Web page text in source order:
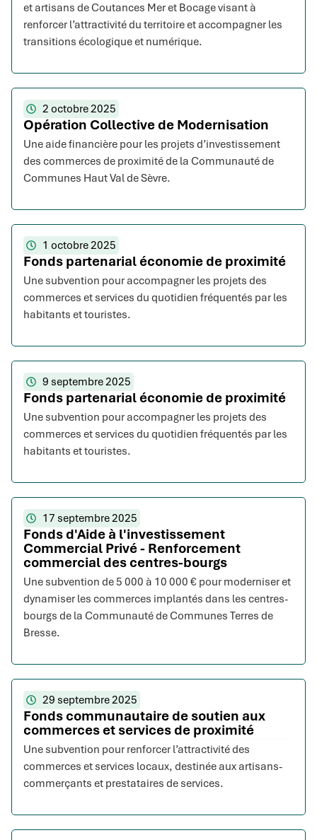
et artisans de Coutances Mer et Bocage visant à
renforcer l’attractivité du territoire et accompagner les
transitions écologique et numérique.
2 octobre 2025
Opération Collective de Modernisation
Une aide financière pour les projets d’investissement
des commerces de proximité de la Communauté de
Communes Haut Val de Sèvre.
1 octobre 2025
Fonds partenarial économie de proximité
Une subvention pour accompagner les projets des
commerces et services du quotidien fréquentés par les
habitants et touristes.
9 septembre 2025
Fonds partenarial économie de proximité
Une subvention pour accompagner les projets des
commerces et services du quotidien fréquentés par les
habitants et touristes.
17 septembre 2025
Fonds d'Aide à l'investissement
Commercial Privé - Renforcement
commercial des centres-bourgs
Une subvention de 5 000 à 10 000 € pour moderniser et
dynamiser les commerces implantés dans les centres-
bourgs de la Communauté de Communes Terres de
Bresse.
29 septembre 2025
Fonds communautaire de soutien aux
commerces et services de proximité
Une subvention pour renforcer l’attractivité des
commerces et services locaux, destinée aux artisans-
commerçants et prestataires de services.